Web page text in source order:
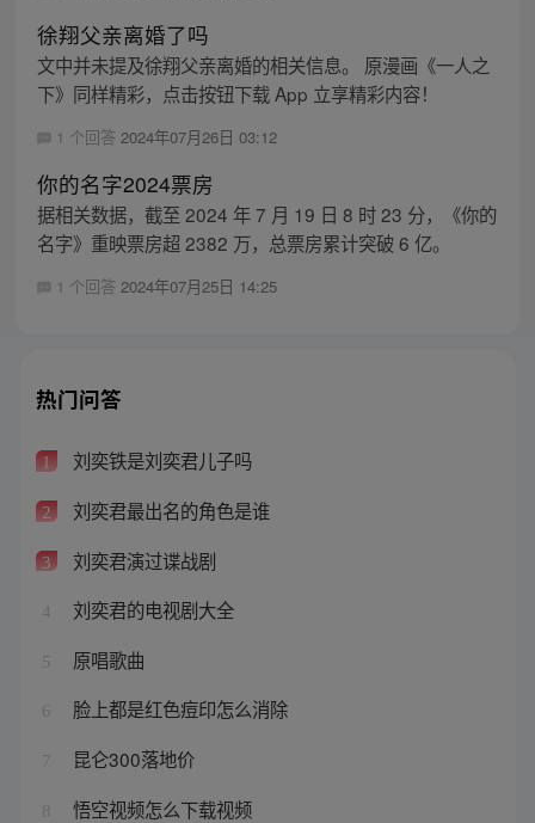
徐翔父亲离婚了吗
文中并未提及徐翔父亲离婚的相关信息。 原漫画《一人之
下》同样精彩，点击按钮下载 App 立享精彩内容！
1 个回答 2024年07月26日 03:12
你的名字2024票房
据相关数据，截至 2024 年 7 月 19 日 8 时 23 分，《你的
名字》重映票房超 2382 万，总票房累计突破 6 亿。
1 个回答 2024年07月25日 14:25
热门问答
1 刘奕铁是刘奕君儿子吗
2 刘奕君最出名的角色是谁
3 刘奕君演过谍战剧
4 刘奕君的电视剧大全
5 原唱歌曲
6 脸上都是红色痘印怎么消除
7 昆仑300落地价
8 悟空视频怎么下载视频